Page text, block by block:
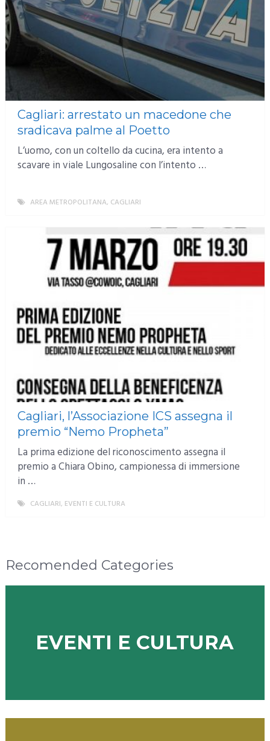
Cagliari: arrestato un macedone che
sradicava palme al Poetto
L’uomo, con un coltello da cucina, era intento a
scavare in viale Lungosaline con l’intento …
AREA METROPOLITANA, CAGLIARI
Cagliari, l’Associazione ICS assegna il
premio “Nemo Propheta”
La prima edizione del riconoscimento assegna il
premio a Chiara Obino, campionessa di immersione
in …
CAGLIARI, EVENTI E CULTURA
Recomended Categories
EVENTI E CULTURA